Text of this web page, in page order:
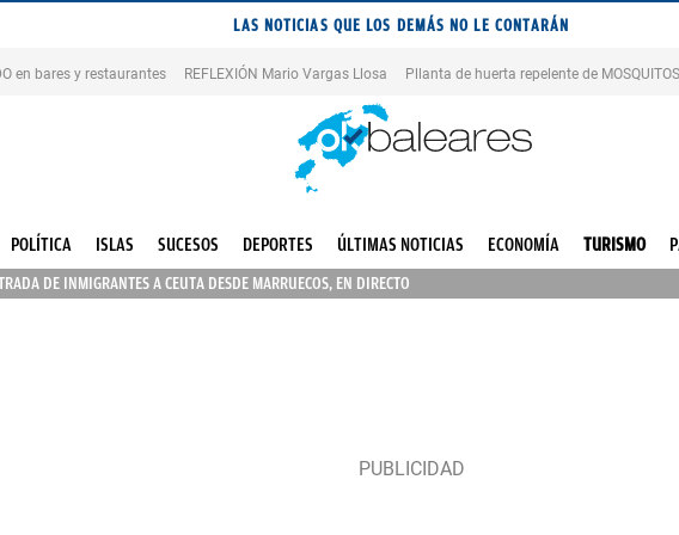
LAS NOTICIAS QUE LOS DEMÁS NO LE CONTARÁN
en bares y restaurantes REFLEXIÓN Mario Vargas Llosa Pllanta de huerta repelente de MOSQUITOS
POLÍTICA ISLAS SUCESOS DEPORTES ÚLTIMAS NOTICIAS ECONOMÍA TURISMO
DE INMIGRANTES A CEUTA DESDE MARRUECOS, EN DIRECTO